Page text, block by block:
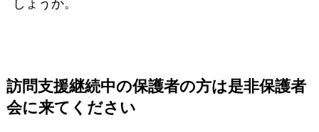
しょうか。
訪問支援継続中の保護者の方は是非保護者
会に来てください